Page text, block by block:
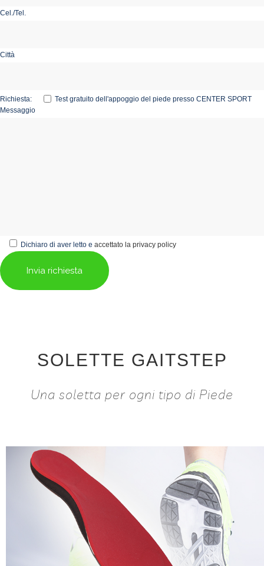
Cel./Tel.
Città
Richiesta:
Test gratuito dell'appoggio del piede presso CENTER SPORT
Messaggio
Dichiaro di aver letto e accettato la privacy policy
SOLETTE GAITSTEP
Una soletta per ogni tipo di Piede